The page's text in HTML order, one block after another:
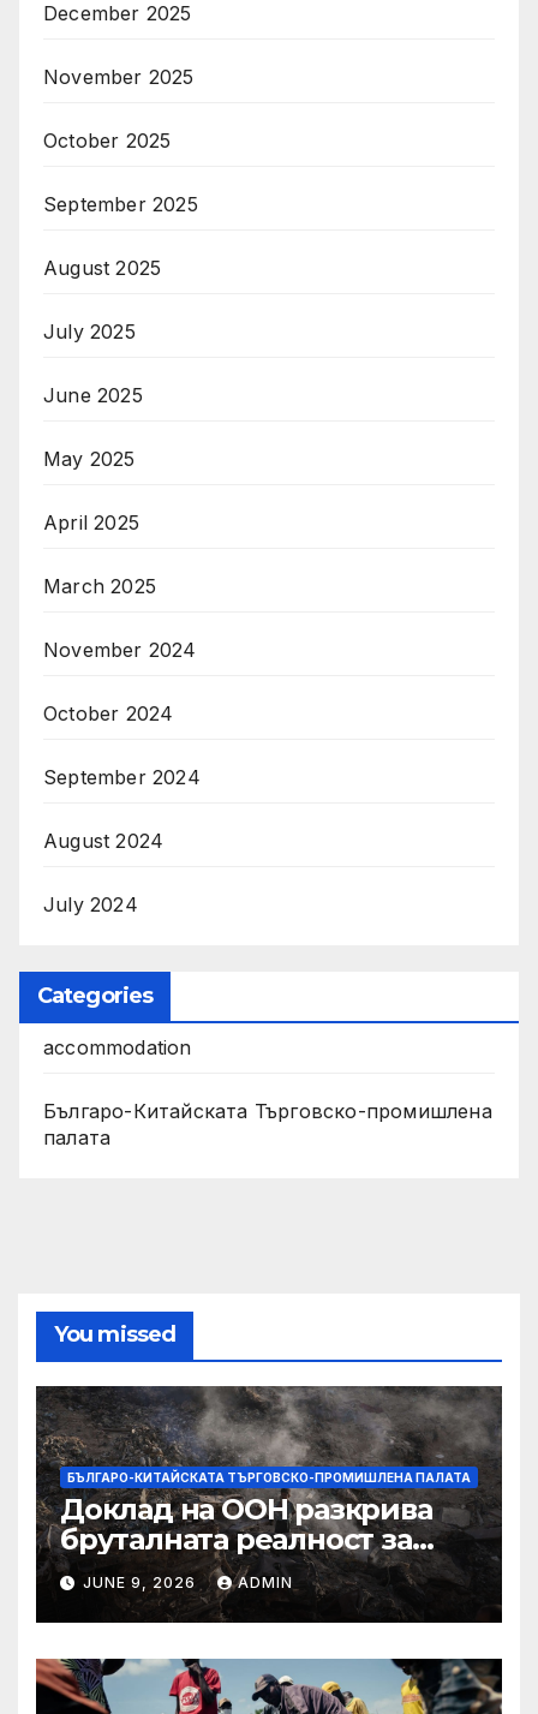
December 2025
November 2025
October 2025
September 2025
August 2025
July 2025
June 2025
May 2025
April 2025
March 2025
November 2024
October 2024
September 2024
August 2024
July 2024
Categories
accommodation
Българо-Китайската Търговско-промишлена
палата
You missed
БЪЛГАРО-КИТАЙСКАТА ТЪРГОВСКО-ПРОМИШЛЕНА ПАЛАТА
Доклад на ООН разкрива
бруталната реалност за
палестинците в Газа,
Западния бряг
JUNE 9, 2026 ADMIN